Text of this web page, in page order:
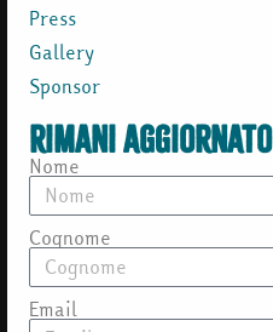
Press
Gallery
Sponsor
rimani aggiornato
Nome
Cognome
Email